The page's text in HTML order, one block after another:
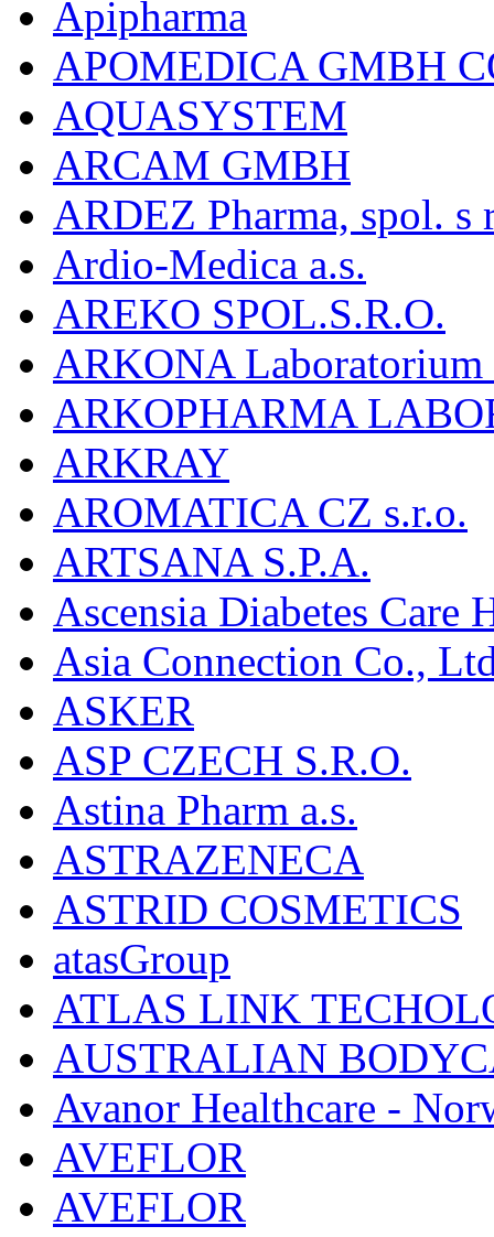
Apipharma
APOMEDICA GMBH
AQUASYSTEM
ARCAM GMBH
ARDEZ Pharma, spol. s
Ardio-Medica a.s.
AREKO SPOL.S.R.O.
ARKONA
ARKOPHARMA
ARKRAY
AROMATICA CZ s.r.o.
ARTSANA S.P.A.
Ascensia Diabetes Care
Asia Connection Co.,
ASKER
ASP CZECH S.R.O.
Astina Pharm a.s.
ASTRAZENECA
ASTRID COSMETICS
atasGroup
ATLAS LINK
AUSTRALIAN
Avanor Healthcare -
AVEFLOR
AVEFLOR